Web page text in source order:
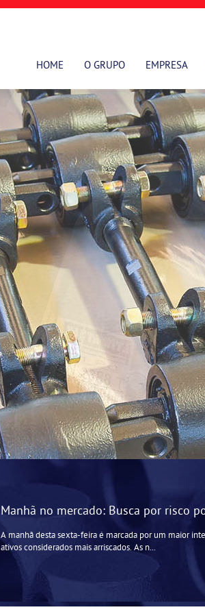
HOME O GRUPO EMPRESA
Manhã no mercado: Busca por risco
A manhã desta sexta-feira é marcada por um maior
ativos considerados mais arriscados. As n...